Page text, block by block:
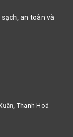
an toàn và
Thanh Hoá